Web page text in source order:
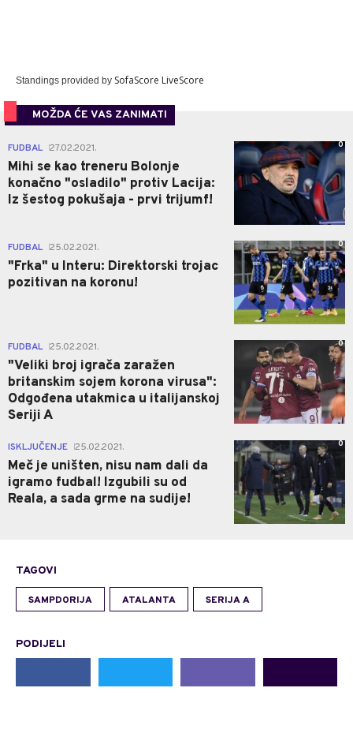
Standings provided by SofaScore LiveScore
MOŽDA ĆE VAS ZANIMATI
FUDBAL 27.02.2021.
Mihi se kao treneru Bolonje
konačno "osladilo" protiv Lacija:
Iz šestog pokušaja - prvi trijumf!
0
FUDBAL 25.02.2021.
"Frka" u Interu: Direktorski trojac
pozitivan na koronu!
0
FUDBAL 25.02.2021.
"Veliki broj igrača zaražen
britanskim sojem korona virusa":
Odgođena utakmica u italijanskoj
Seriji A
0
ISKLJUČENJE 25.02.2021.
Meč je uništen, nisu nam dali da
igramo fudbal! Izgubili su od
Reala, a sada grme na sudije!
0
TAGOVI
SAMPDORIJA ATALANTA SERIJA A
PODIJELI